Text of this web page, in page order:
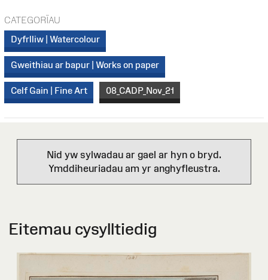
CATEGORÏAU
Dyfrlliw | Watercolour
Gweithiau ar bapur | Works on paper
Celf Gain | Fine Art 08_CADP_Nov_21
Nid yw sylwadau ar gael ar hyn o bryd.
Ymddiheuriadau am yr anghyfleustra.
Eitemau cysylltiedig